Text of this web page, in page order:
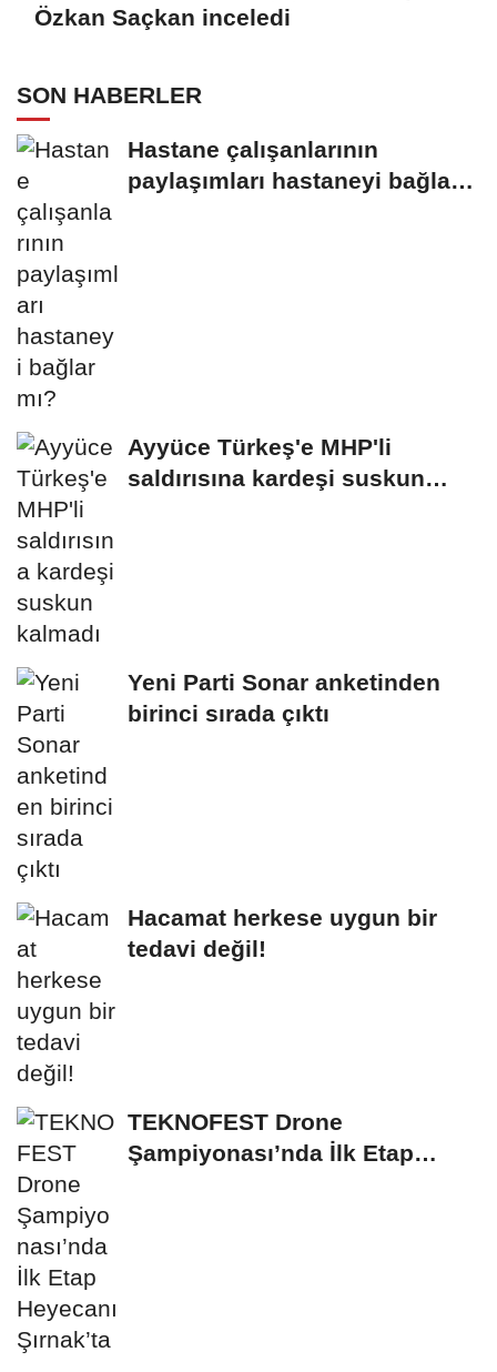
Özkan Saçkan inceledi
SON HABERLER
Hastane çalışanlarının
paylaşımları hastaneyi bağlar
Ayyüce Türkeş'e MHP'li
saldırısına kardeşi suskun
Yeni Parti Sonar anketinden
birinci sırada çıktı
Hacamat herkese uygun bir
tedavi değil!
TEKNOFEST Drone
Şampiyonası’nda İlk Etap